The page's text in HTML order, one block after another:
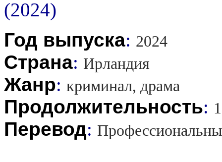
Год выпуска: 2024
Страна: Ирландия
Жанр: криминал, драма
Продолжительность:
Перевод: